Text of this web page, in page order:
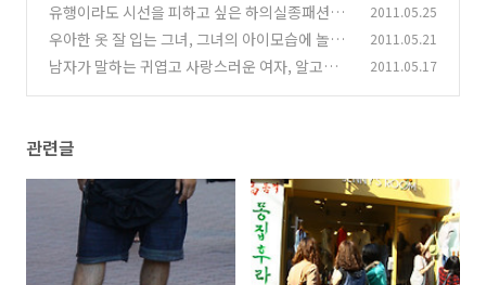
유행이라도 시선을 피하고 싶은 하의실종패션이
있다 (997)
2011.05.25
우아한 옷 잘 입는 그녀, 그녀의 아이모습에 놀라
다
(961)
2011.05.21
남자가 말하는 귀엽고 사랑스러운 여자, 알고보
2011.05.17
관련글